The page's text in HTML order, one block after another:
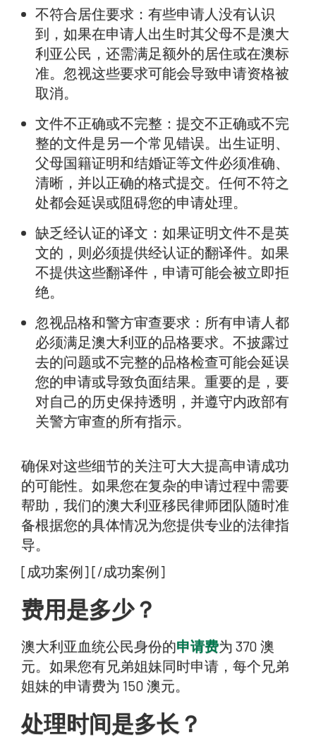
不符合居住要求：有些申请人没有认识
到，如果在申请人出生时其父母不是澳大
利亚公民，还需满足额外的居住或在澳标
准。忽视这些要求可能会导致申请资格被
取消。
文件不正确或不完整：提交不正确或不完
整的文件是另一个常见错误。出生证明、
父母国籍证明和结婚证等文件必须准确、
清晰，并以正确的格式提交。任何不符之
处都会延误或阻碍您的申请处理。
缺乏经认证的译文：如果证明文件不是英
文的，则必须提供经认证的翻译件。如果
不提供这些翻译件，申请可能会被立即拒
绝。
忽视品格和警方审查要求：所有申请人都
必须满足澳大利亚的品格要求。不披露过
去的问题或不完整的品格检查可能会延误
您的申请或导致负面结果。重要的是，要
对自己的历史保持透明，并遵守内政部有
关警方审查的所有指示。
确保对这些细节的关注可大大提高申请成功
的可能性。如果您在复杂的申请过程中需要
帮助，我们的澳大利亚移民律师团队随时准
备根据您的具体情况为您提供专业的法律指
导。
[成功案例] [/成功案例]
费用是多少？
澳大利亚血统公民身份的申请费为 370 澳
元。如果您有兄弟姐妹同时申请，每个兄弟
姐妹的申请费为 150 澳元。
处理时间是多长？